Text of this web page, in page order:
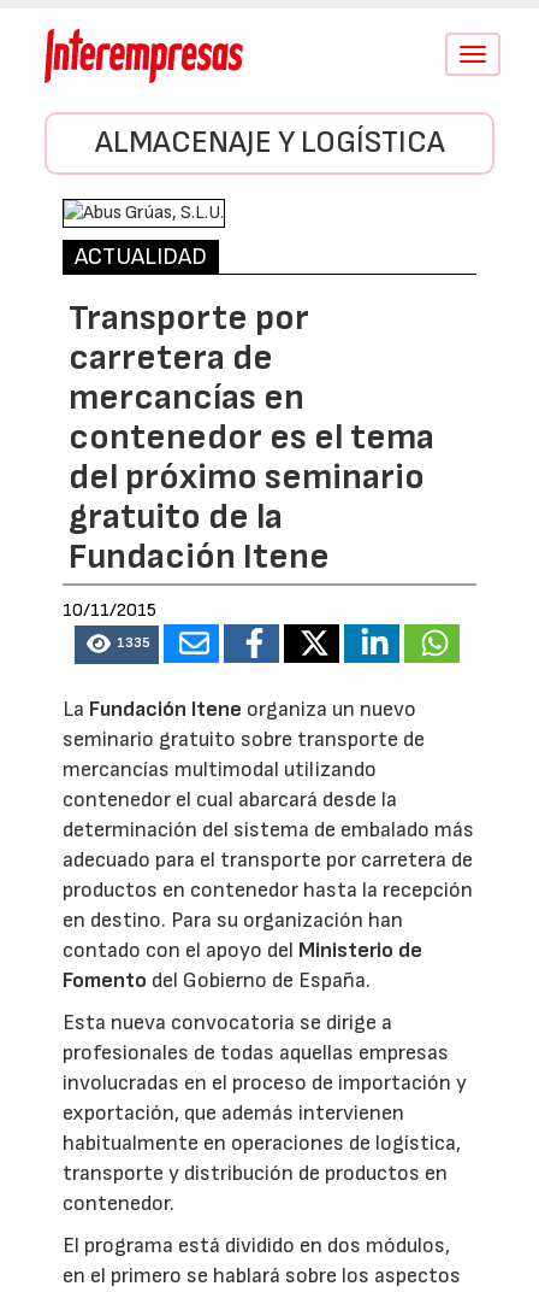
Conmutar
ALMACENAJE Y LOGÍSTICA
ACTUALIDAD
Transporte por
carretera de
mercancías en
contenedor es el tema
del próximo seminario
gratuito de la
Fundación Itene
10/11/2015
1335
La Fundación Itene organiza un nuevo
seminario gratuito sobre transporte de
mercancías multimodal utilizando
contenedor el cual abarcará desde la
determinación del sistema de embalado más
adecuado para el transporte por carretera de
productos en contenedor hasta la recepción
en destino. Para su organización han
contado con el apoyo del Ministerio de
Fomento del Gobierno de España.
Esta nueva convocatoria se dirige a
profesionales de todas aquellas empresas
involucradas en el proceso de importación y
exportación, que además intervienen
habitualmente en operaciones de logística,
transporte y distribución de productos en
contenedor.
El programa está dividido en dos módulos,
en el primero se hablará sobre los aspectos